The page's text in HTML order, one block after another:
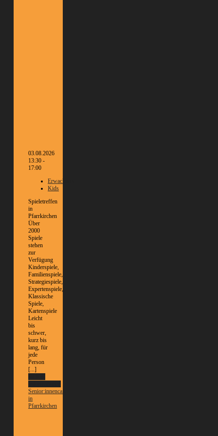
03.08.2026
13:30 -
17:00
Erwachsene
Kids
Spieletreffen
in
Pfarrkirchen
Über
2000
Spiele
stehen
zur
Verfügung
Kinderspiele,
Familienspiele,
Strategiespiele,
Expertenspiele,
Klassische
Spiele,
Kartenspiele
Leicht
bis
schwer,
kurz bis
lang, für
jede
Person
[...]
Senior:innencafé
in
Pfarrkirchen